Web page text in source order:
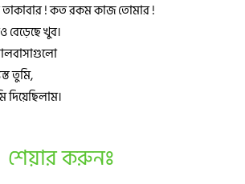
তাকাবার ! কত রকম কাজ তোমার !
খুব।
তুমি,
শেয়ার করুনঃ